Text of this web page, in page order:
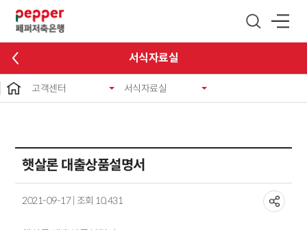
서식자료실
고객센터 서식자료실
햇살론 대출상품설명서
2021-09-17 | 조회 10,431